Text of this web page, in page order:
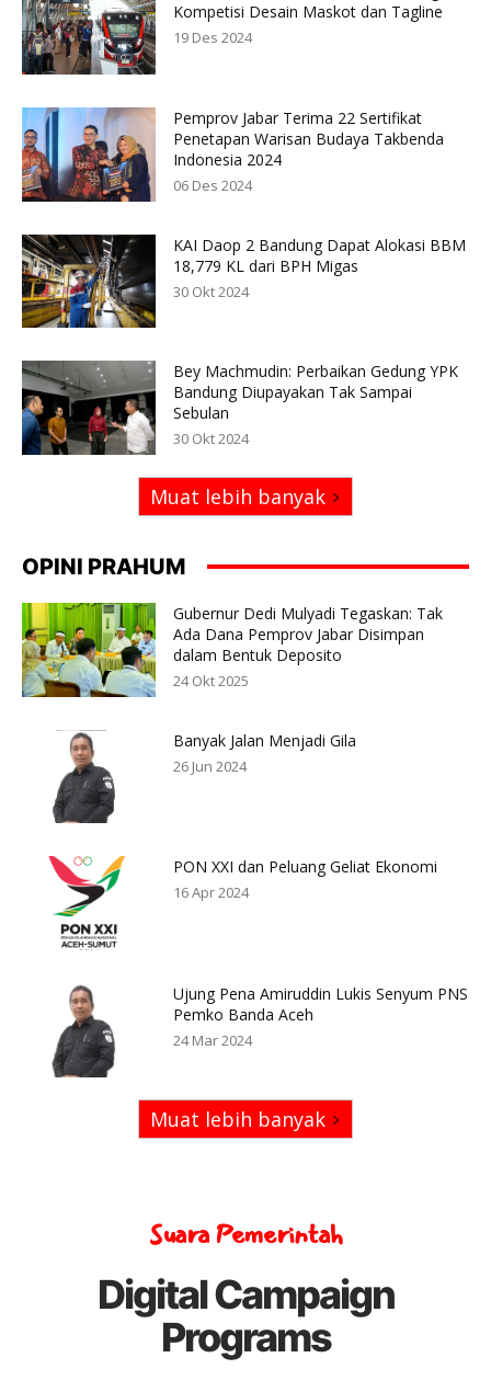
Kompetisi Desain Maskot dan Tagline
19 Des 2024
Pemprov Jabar Terima 22 Sertifikat
Penetapan Warisan Budaya Takbenda
Indonesia 2024
06 Des 2024
KAI Daop 2 Bandung Dapat Alokasi BBM
18,779 KL dari BPH Migas
30 Okt 2024
Bey Machmudin: Perbaikan Gedung YPK
Bandung Diupayakan Tak Sampai
Sebulan
30 Okt 2024
Muat lebih banyak
OPINI PRAHUM
Gubernur Dedi Mulyadi Tegaskan: Tak
Ada Dana Pemprov Jabar Disimpan
dalam Bentuk Deposito
24 Okt 2025
Banyak Jalan Menjadi Gila
26 Jun 2024
PON XXI dan Peluang Geliat Ekonomi
16 Apr 2024
Ujung Pena Amiruddin Lukis Senyum PNS
Pemko Banda Aceh
24 Mar 2024
Muat lebih banyak
Suara Pemerintah
Digital Campaign
Programs